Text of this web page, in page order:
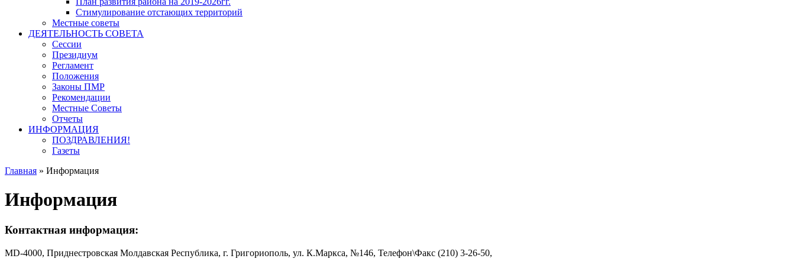
Стимулирование отстающих территорий
Местные советы
ДЕЯТЕЛЬНОСТЬ СОВЕТА
Сессии
Президиум
Регламент
Положения
Законы ПМР
Рекомендации
Местные Советы
Отчеты
ИНФОРМАЦИЯ
ПОЗДРАВЛЕНИЯ!
Газеты
Главная » Информация
Информация
Контактная информация:
MD-4000, Приднестровская Молдавская Республика, г. Григориополь, ул. К.Маркса, №146, Телефон\Факс (210) 3-26-50,